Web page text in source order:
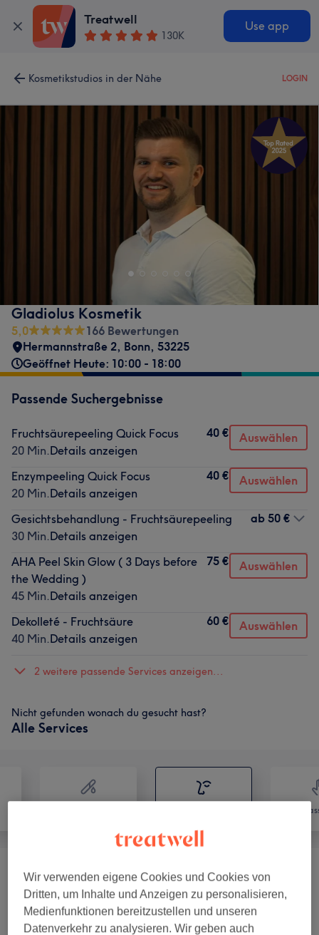
Treatwell
130K
Use app
Kosmetikstudios in der Nähe LOGIN
Gladiolus Kosmetik
5,0
166 Bewertungen
Hermannstraße 2, Bonn, 53225
Geöffnet Heute: 10:00 - 18:00
Passende Suchergebnisse
Fruchtsäurepeeling Quick Focus
20 Min.Details anzeigen
40 € Auswählen
Enzympeeling Quick Focus
20 Min.Details anzeigen
40 € Auswählen
Gesichtsbehandlung - Fruchtsäurepeeling
30 Min.Details anzeigen
ab 50 €
AHA Peel Skin Glow ( 3 Days before
the Wedding )
45 Min.Details anzeigen
75 € Auswählen
Dekolleté - Fruchtsäure
40 Min.Details anzeigen
60 € Auswählen
2 weitere passende Services anzeigen...
Nicht gefunden wonach du gesucht hast?
Alle Services
Bestseller Behandlungen (3) ab 100 €
Ready For Your Wedding (4) ab 55 €
Wir verwenden eigene Cookies und Cookies von
Dritten, um Inhalte und Anzeigen zu personalisieren,
Medienfunktionen bereitzustellen und unseren
Datenverkehr zu analysieren. Wir geben auch